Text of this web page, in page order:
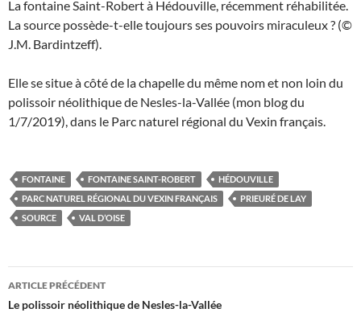
La fontaine Saint-Robert à Hédouville, récemment réhabilitée.
La source possède-t-elle toujours ses pouvoirs miraculeux ? (©
J.M. Bardintzeff).
Elle se situe à côté de la chapelle du même nom et non loin du
polissoir néolithique de Nesles-la-Vallée (mon blog du
1/7/2019), dans le Parc naturel régional du Vexin français.
FONTAINE FONTAINE SAINT-ROBERT
HÉDOUVILLE
PARC NATUREL RÉGIONAL DU VEXIN FRANÇAIS
PRIEURÉ DE LAY
SOURCE
VAL D’OISE
Navigation
des
ARTICLE PRÉCÉDENT
Le polissoir néolithique de Nesles-la-Vallée